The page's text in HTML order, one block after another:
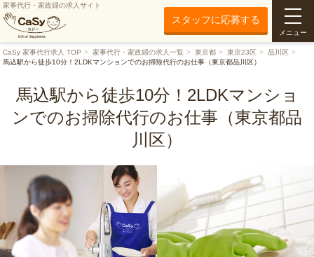
家事代行・家政婦の求人サイト
スタッフに応募する
メニュー
CaSy 家事代行求人 TOP 家事代行・家政婦の求人一覧 東京都 東京23区
品川区
馬込駅から徒歩10分！2LDKマンションでのお掃除代行のお仕事（東京都品川区）
馬込駅から徒歩10分！2LDKマンショ
ンでのお掃除代行のお仕事（東京都品
川区）